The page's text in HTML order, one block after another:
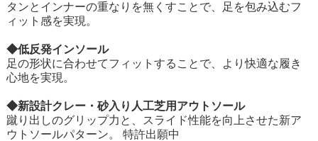
タンとインナーの重なりを無くすことで、足を包み込むフ
ィット感を実現。
◆低反発インソール
足の形状に合わせてフィットすることで、より快適な履き
心地を実現。
◆新設計クレー・砂入り人工芝用アウトソール
蹴り出しのグリップ力と、スライド性能を向上させた新ア
ウトソールパターン。 特許出願中